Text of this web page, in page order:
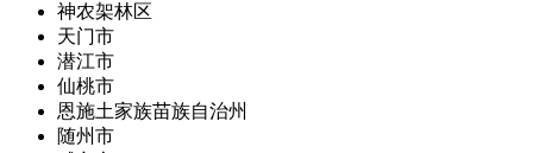
神农架林区
天门市
潜江市
仙桃市
恩施土家族苗族自治州
随州市